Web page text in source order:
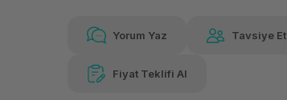
55,97 TL
Yorum Yaz Tavsiye Et
Fiyat Teklifi Al